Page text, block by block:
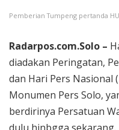
Pemberian Tumpeng pertanda
Radarpos.com.Solo –
diadakan Peringatan,
dan Hari Pers Nasional
Monumen Pers Solo,
berdirinya Persatuan